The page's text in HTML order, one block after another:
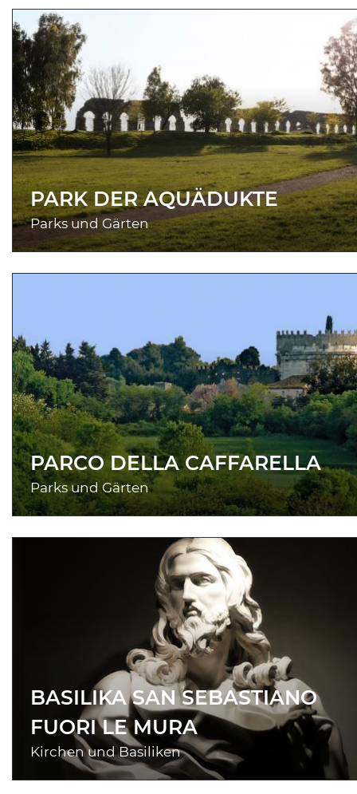
PARK DER AQUÄDUKTE
Parks und Gärten
PARCO DELLA CAFFARELLA
Parks und Gärten
BASILIKA SAN SEBASTIANO
FUORI LE MURA
Kirchen und Basiliken